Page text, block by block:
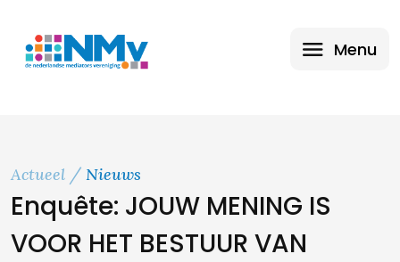
Menu
Actueel Nieuws
Enquête: JOUW MENING IS
VOOR HET BESTUUR VAN